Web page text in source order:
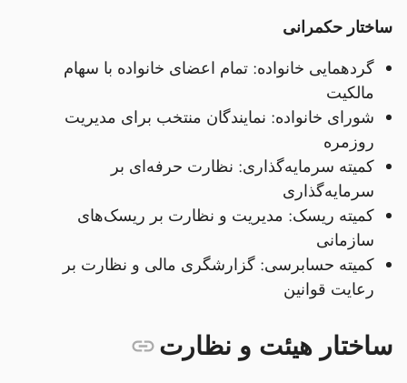
ساختار حکمرانی
گردهمایی خانواده: تمام اعضای خانواده با سهام
مالکیت
شورای خانواده: نمایندگان منتخب برای مدیریت
روزمره
کمیته سرمایه‌گذاری: نظارت حرفه‌ای بر
سرمایه‌گذاری
کمیته ریسک: مدیریت و نظارت بر ریسک‌های
سازمانی
کمیته حسابرسی: گزارشگری مالی و نظارت بر
رعایت قوانین
ساختار هیئت و نظارت